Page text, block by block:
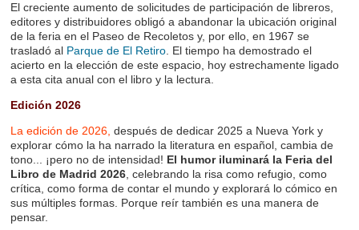
El creciente aumento de solicitudes de participación de libreros,
editores y distribuidores obligó a abandonar la ubicación original
de la feria en el Paseo de Recoletos y, por ello, en 1967 se
trasladó al Parque de El Retiro . El tiempo ha demostrado el
acierto en la elección de este espacio, hoy estrechamente ligado
a esta cita anual con el libro y la lectura.
Edición 2026
La edición de 2026,después de dedicar 2025 a Nueva York y
explorar cómo la ha narrado la literatura en español, cambia de
tono... ¡pero no de intensidad! El humor iluminará la Feria del
Libro de Madrid 2026 , celebrando la risa como refugio, como
crítica, como forma de contar el mundo y explorará lo cómico en
sus múltiples formas. Porque reír también es una manera de
pensar.